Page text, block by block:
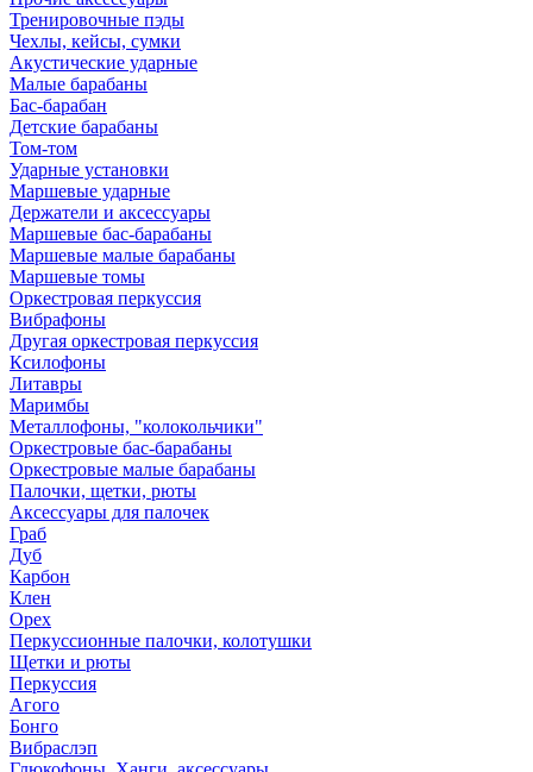
Тренировочные пэды
Чехлы, кейсы, сумки
Акустические ударные
Mалые барабаны
Бас-барабан
Детские барабаны
Том-том
Ударные установки
Маршевые ударные
Держатели и аксессуары
Маршевые бас-барабаны
Маршевые малые барабаны
Маршевые томы
Оркестровая перкуссия
Вибрафоны
Другая оркестровая перкуссия
Ксилофоны
Литавры
Маримбы
Металлофоны, "колокольчики"
Оркестровые бас-барабаны
Оркестровые малые барабаны
Палочки, щетки, рюты
Аксессуары для палочек
Граб
Дуб
Карбон
Клен
Орех
Перкуссионные палочки, колотушки
Щетки и рюты
Перкуссия
Агого
Бонго
Вибраслэп